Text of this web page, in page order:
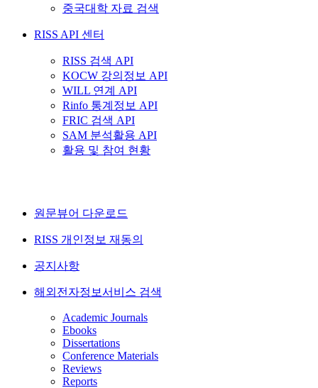
중국대학 자료 검색
RISS API 센터
RISS 검색 API
KOCW 강의정보 API
WILL 연계 API
Rinfo 통계정보 API
FRIC 검색 API
SAM 분석활용 API
활용 및 참여 현황
원문뷰어 다운로드
RISS 개인정보 재동의
공지사항
해외전자정보서비스 검색
Academic Journals
Ebooks
Dissertations
Conference Materials
Reviews
Reports